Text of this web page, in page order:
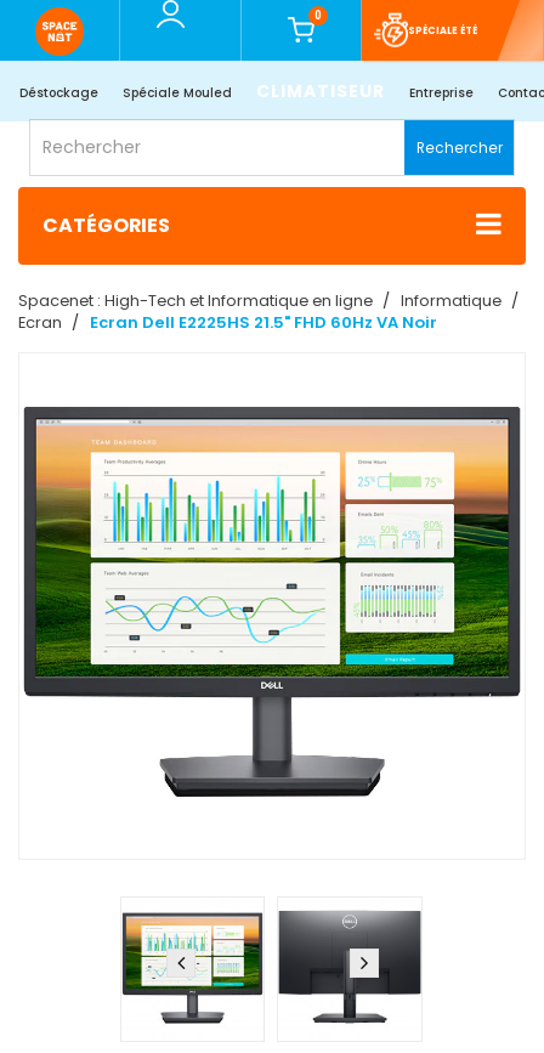
0
SPÉCIALE ÉTÉ
Déstockage Spéciale Mouled CLIMATISEUR Entreprise
Rechercher
CATÉGORIES
Spacenet : High-Tech et Informatique en ligne
Informatique
Ecran
Ecran Dell E2225HS 21.5" FHD 60Hz VA Noir